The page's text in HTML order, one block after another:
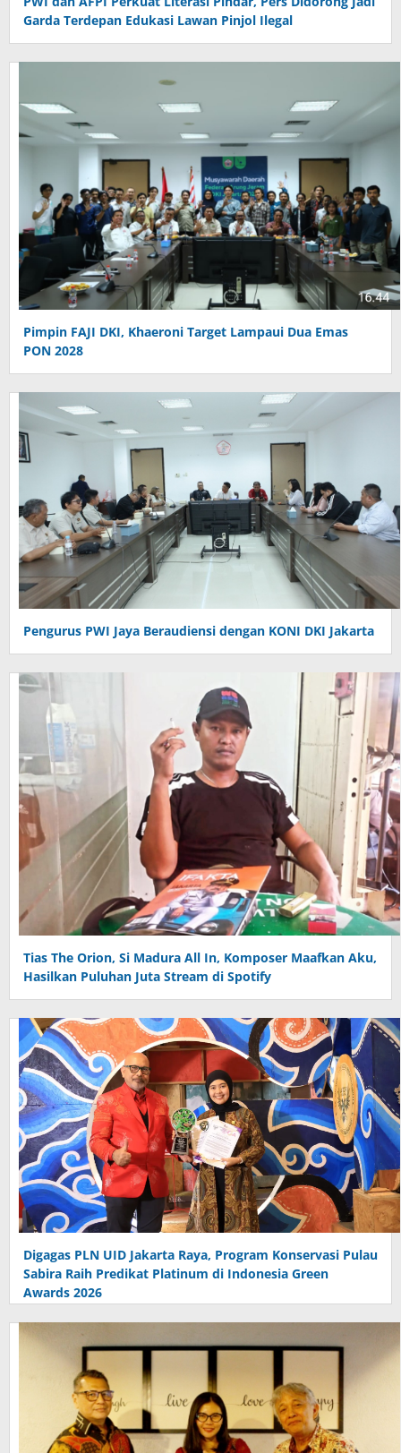
Garda Terdepan Edukasi Lawan Pinjol Ilegal
Pimpin FAJI DKI, Khaeroni Target Lampaui Dua Emas
PON 2028
Pengurus PWI Jaya Beraudiensi dengan KONI DKI Jakarta
Tias The Orion, Si Madura All In, Komposer Maafkan Aku,
Hasilkan Puluhan Juta Stream di Spotify
Digagas PLN UID Jakarta Raya, Program Konservasi Pulau
Sabira Raih Predikat Platinum di Indonesia Green
Awards 2026